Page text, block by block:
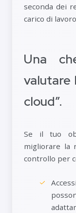
seconda dei
carico di
Una
valutare
cloud”.
Se il tuo
migliorare la
controllo per